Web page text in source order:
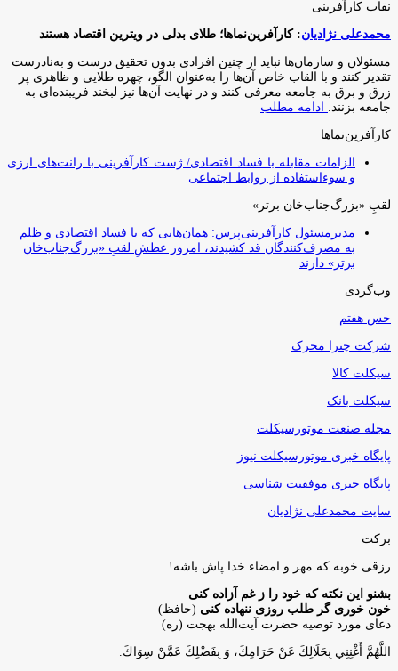
نقاب کارآفرینی
محمدعلی نژادیان: کارآفرین‌نماها؛ طلای بدلی در ویترین اقتصاد هستند
مسئولان و سازمان‌ها نباید از چنین افرادی بدون تحقیق درست و به‌نادرست
تقدیر کنند و با القاب خاص آ‌ن‌ها را به‌عنوان الگو، چهره طلایی و ظاهری پر
زرق و برق به جامعه معرفی کنند و در نهایت آن‌ها نیز لبخند فریبنده‌ای به
جامعه بزنند.
ادامه مطلب
کارآفرین‌نماها
الزامات مقابله با فساد اقتصادی/ ژست کارآفرینی با رانت‌های ارزی
و سوءاستفاده از روابط اجتماعی
لقبِ «بزرگ‌جناب‌خان برتر»
مدیرمسئول کارآفرینی‌پرس: همان‌هایی که با فساد اقتصادی و ظلم
به مصرف‌کنندگان قد کشیدند، امروز عطشِ لقبِ «بزرگ‌جناب‌خان
برتر» دارند
وب‌گردی
حس هفتم
شرکت چترا محرک
سیکلت کالا
سیکلت بانک
مجله صنعت موتورسیکلت
پایگاه خبری موتورسیکلت نیوز
پایگاه خبری موفقیت شناسی
سایت محمدعلی نژادیان
برکت
رزقی خوبه كه مهر و امضاء خدا پاش باشه!
بشنو این نکته که خود را ز غم آزاده کنی
خون خوری گر طلب روزی ننهاده کنی (حافظ)
دعای مورد توصیه حضرت آیت‌الله بهجت (ره)
اللَّهُمَّ أَغْنِنِي بِحَلَالِكَ عَنْ حَرَامِكَ، وَ بِفَضْلِكَ عَمَّنْ سِوَاكَ‏.